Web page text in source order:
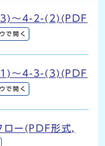
～4-2-(2)(PDF
で開く
～4-3-(3)(PDF
で開く
ロー(PDF形式,